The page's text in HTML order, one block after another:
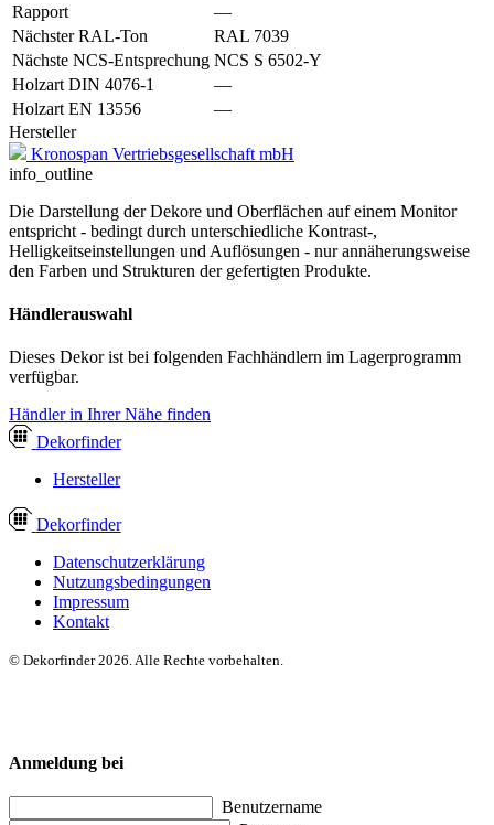
Rapport
—
Nächster RAL-Ton
RAL 7039
Nächste NCS-Entsprechung NCS S 6502-Y
Holzart DIN 4076-1
—
Holzart EN 13556
—
Hersteller
Kronospan Vertriebsgesellschaft mbH
info_outline
Die Darstellung der Dekore und Oberflächen auf einem Monitor
entspricht - bedingt durch unterschiedliche Kontrast-,
Helligkeitseinstellungen und Auflösungen - nur annäherungsweise
den Farben und Strukturen der gefertigten Produkte.
Händlerauswahl
Dieses Dekor ist bei folgenden Fachhändlern im Lagerprogramm
verfügbar.
Händler in Ihrer Nähe finden
Dekorfinder
Hersteller
Dekorfinder
Datenschutzerklärung
Nutzungsbedingungen
Impressum
Kontakt
© Dekorfinder 2026. Alle Rechte vorbehalten.
Anmeldung bei
Benutzername